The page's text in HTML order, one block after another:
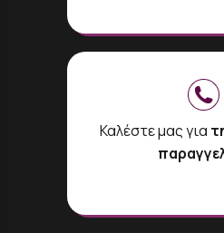
Καλέστε μας για